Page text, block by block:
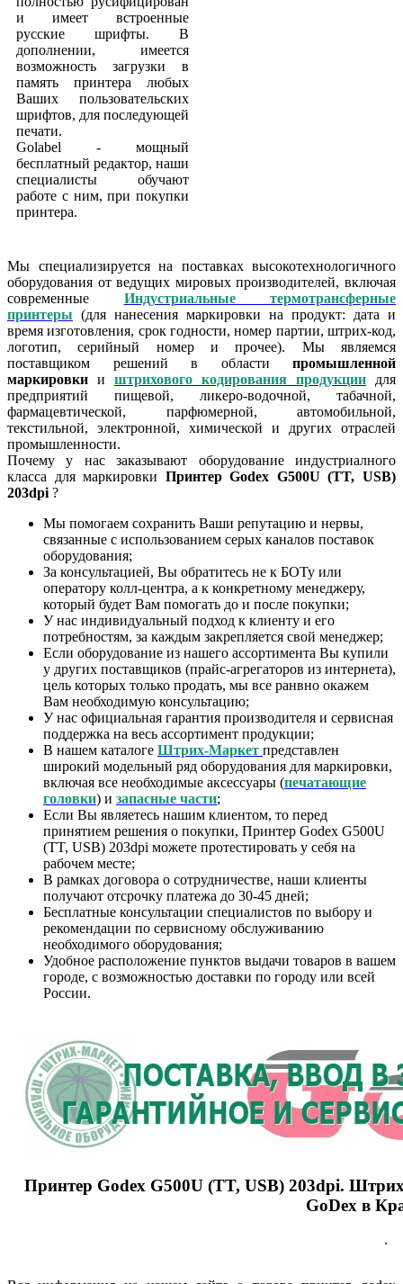
и имеет встроенные
русские шрифты. В
дополнении, имеется
возможность загрузки в
память принтера любых
Ваших пользовательских
шрифтов, для последующей
печати.
Golabel - мощный
бесплатный редактор, наши
специалисты обучают
работе с ним, при покупки
принтера.
Мы специализируется на поставках высокотехнологичного
оборудования от ведущих мировых производителей, включая
современные Индустриальные термотрансферные
принтеры (для нанесения маркировки на продукт: дата и
время изготовления, срок годности, номер партии, штрих-код,
логотип, серийный номер и прочее). Мы являемся
поставщиком решений в области промышленной
маркировки и штрихового кодирования продукции для
предприятий пищевой, ликеро-водочной, табачной,
фармацевтической, парфюмерной, автомобильной,
текстильной, электронной, химической и других отраслей
промышленности.
Почему у нас заказывают оборудование индустриалного
класса для маркировки Принтер Godex G500U (TT, USB)
203dpi ?
Мы помогаем сохранить Ваши репутацию и нервы,
связанные с использованием серых каналов поставок
оборудования;
За консультацией, Вы обратитесь не к БОТу или
оператору колл-центра, а к конкретному менеджеру,
который будет Вам помогать до и после покупки;
У нас индивидуальный подход к клиенту и его
потребностям, за каждым закрепляется свой менеджер;
Если оборудование из нашего ассортимента Вы купили
у других поставщиков (прайс-агрегаторов из интернета),
цель которых только продать, мы все ранвно окажем
Вам необходимую консультацию;
У нас официальная гарантия производителя и сервисная
поддержка на весь ассортимент продукции;
В нашем каталоге Штрих-Маркет представлен
широкий модельный ряд оборудования для маркировки,
включая все необходимые аксессуары (печатающие
головки) и запасные части;
Если Вы являетесь нашим клиентом, то перед
принятием решения о покупки, Принтер Godex G500U
(TT, USB) 203dpi можете протестировать у себя на
рабочем месте;
В рамках договора о сотрудничестве, наши клиенты
получают отсрочку платежа до 30-45 дней;
Бесплатные консультации специалистов по выбору и
рекомендации по сервисному обслуживанию
необходимого оборудования;
Удобное расположение пунктов выдачи товаров в вашем
городе, с возможностью доставки по городу или всей
России.
Принтер Godex G500U (TT, USB) 203dpi.
GoDex в
.